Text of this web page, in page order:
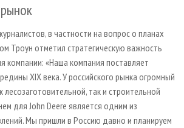
в частности на вопрос о планах
Троун отметил стратегическую важность
компании: «Наша компания поставляет
XIX века. У российского рынка огромный
лесозаготовительной, так и строительной
для John Deere является одним из
Мы пришли в Россию давно и планируем